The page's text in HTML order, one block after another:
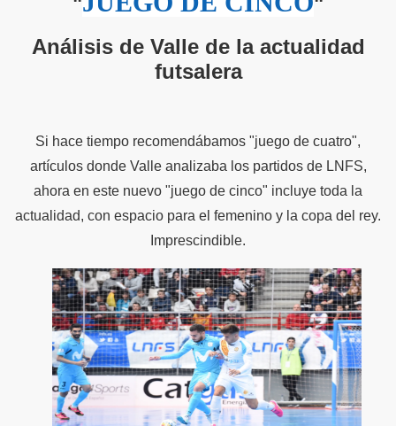
Análisis de Valle de la actualidad
futsalera
Si hace tiempo recomendábamos "juego de cuatro",
artículos donde Valle analizaba los partidos de LNFS,
ahora en este nuevo "juego de cinco" incluye toda la
actualidad, con espacio para el femenino y la copa del rey.
Imprescindible.